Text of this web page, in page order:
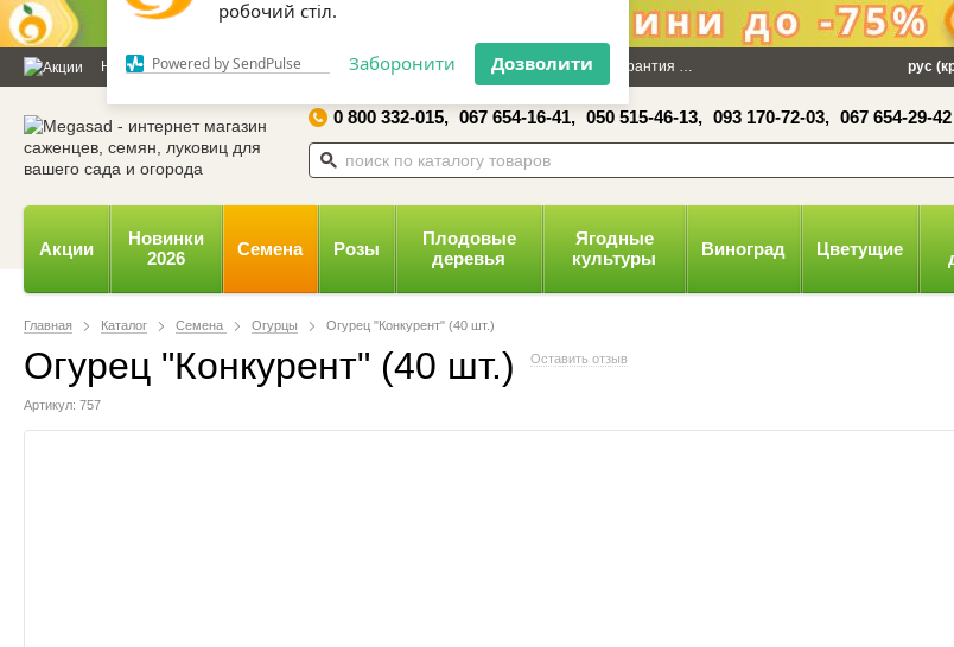
відправляти вам сповіщення на
Powered by SendPulse Заборонити Дозволити
Новости и статьи Каталог Контакты Отзывы Дарим 100 грн Гарантия Оплата и доставкарус
0 800 332-015, 067 654-16-41, 050 515-46-13, 093 170-72-03, 067 654-29-42
Акции
Новинки
2026
Семена Розы
Плодовые
деревья
Ягодные
культуры
Виноград Цветущие
Главная Каталог Семена Огурцы Огурец "Конкурент" (40 шт.)
Огурец "Конкурент" (40 шт.) Оставить отзыв
Артикул: 757